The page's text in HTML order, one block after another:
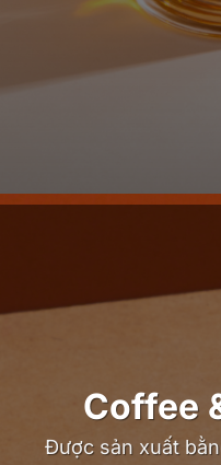
Coffee
Được sản xuất